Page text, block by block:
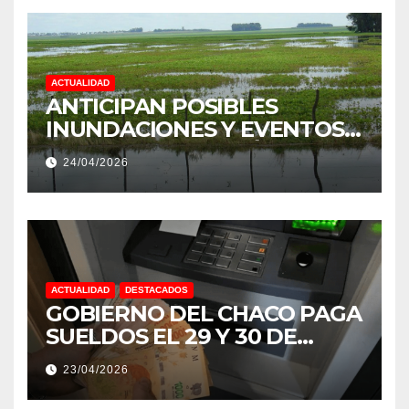
ACTUALIDAD
ANTICIPAN POSIBLES
INUNDACIONES Y EVENTOS
EXTREMOS: “PODRÍA SER UN
NIÑO MUY IMPORTANTE”
24/04/2026
ACTUALIDAD DESTACADOS
GOBIERNO DEL CHACO PAGA
SUELDOS EL 29 Y 30 DE
ABRIL, CON EL 2% DE
AUMENTO
23/04/2026